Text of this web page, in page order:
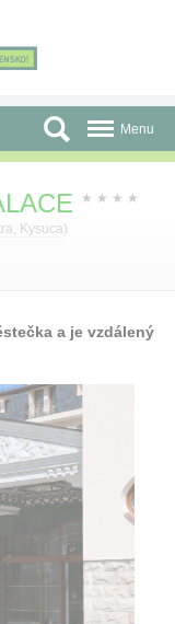
Menu
★ ★ ★ ★
Kysuca)
a je vzdálený